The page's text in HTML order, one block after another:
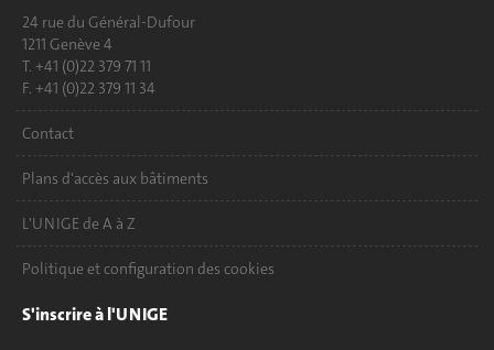
24 rue du Général-Dufour
1211 Genève 4
T. +41 (0)22 379 71 11
F. +41 (0)22 379 11 34
Contact
Plans d'accès aux bâtiments
L'UNIGE de A à Z
Politique et configuration des cookies
S'inscrire à l'UNIGE